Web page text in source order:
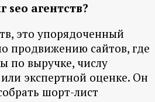
seo агентств?
это упорядоченный
продвижению сайтов, где
по выручке, числу
экспертной оценке. Он
шорт-лист